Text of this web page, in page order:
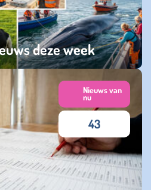
deze week
Nieuws van
nu
43